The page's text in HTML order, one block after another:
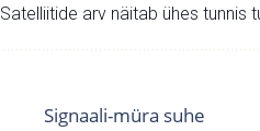
Satelliitide arv näitab ühes tunnis
Signaali-müra suhe